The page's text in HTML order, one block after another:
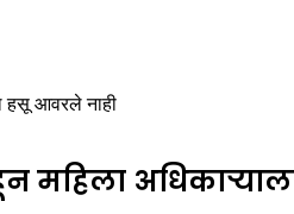
हसू आवरले नाही
महिला